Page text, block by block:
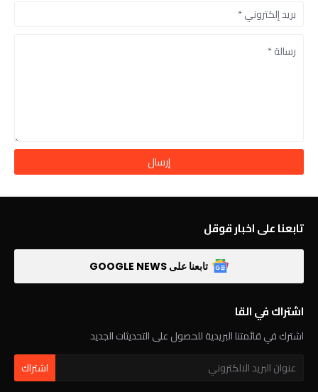
تابعنا على اخبار قوقل
تابعنا على GOOGLE NEWS
اشتراك في القا
اشترك في قائمتنا البريدية للحصول على التحديثات الجديد